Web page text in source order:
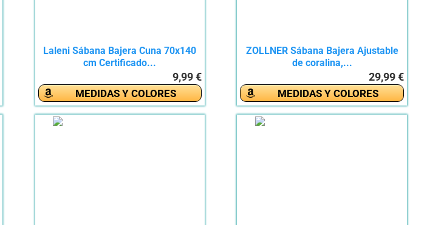
Laleni Sábana Bajera Cuna 70x140
cm Certificado...
9,99 €
MEDIDAS Y COLORES
ZOLLNER Sábana Bajera Ajustable
de coralina,...
29,99 €
MEDIDAS Y COLORES